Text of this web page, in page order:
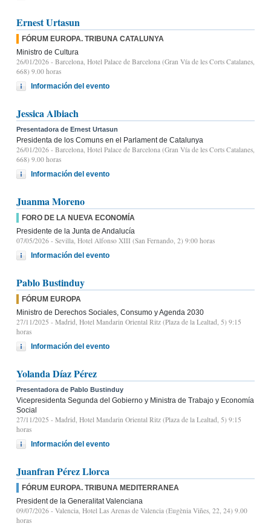
Ernest Urtasun
FÓRUM EUROPA. TRIBUNA CATALUNYA
Ministro de Cultura
26/01/2026 - Barcelona, Hotel Palace de Barcelona (Gran Vía de les Corts Catalanes,
668) 9.00 horas
Información del evento
Jessica Albiach
Presentadora de Ernest Urtasun
Presidenta de los Comuns en el Parlament de Catalunya
26/01/2026 - Barcelona, Hotel Palace de Barcelona (Gran Vía de les Corts Catalanes,
668) 9.00 horas
Información del evento
Juanma Moreno
FORO DE LA NUEVA ECONOMÍA
Presidente de la Junta de Andalucía
07/05/2026 - Sevilla, Hotel Alfonso XIII (San Fernando, 2) 9:00 horas
Información del evento
Pablo Bustinduy
FÓRUM EUROPA
Ministro de Derechos Sociales, Consumo y Agenda 2030
27/11/2025 - Madrid, Hotel Mandarin Oriental Ritz (Plaza de la Lealtad, 5) 9:15
horas
Información del evento
Yolanda Díaz Pérez
Presentadora de Pablo Bustinduy
Vicepresidenta Segunda del Gobierno y Ministra de Trabajo y Economía
Social
27/11/2025 - Madrid, Hotel Mandarin Oriental Ritz (Plaza de la Lealtad, 5) 9:15
horas
Información del evento
Juanfran Pérez Llorca
FÓRUM EUROPA. TRIBUNA MEDITERRANEA
President de la Generalitat Valenciana
09/07/2026 - Valencia, Hotel Las Arenas de Valencia (Eugènia Viñes, 22, 24) 9.00
horas